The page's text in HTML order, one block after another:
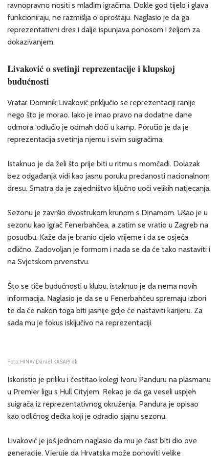
ravnopravno nositi s mlađim igračima. Dokle god tijelo i glava
funkcioniraju, ne razmišlja o oproštaju. Naglasio je da ga
reprezentativni dres i dalje ispunjava ponosom i željom za
dokazivanjem.
Livaković o svetinji reprezentacije i klupskoj
budućnosti
Vratar Dominik Livaković priključio se reprezentaciji ranije
nego što je morao. Iako je imao pravo na dodatne dane
odmora, odlučio je odmah doći u kamp. Poručio je da je
reprezentacija svetinja njemu i svim suigračima.
Istaknuo je da želi što prije biti u ritmu s momčadi. Dolazak
bez odgađanja vidi kao jasnu poruku predanosti nacionalnom
dresu. Smatra da je zajedništvo ključno uoči velikih natjecanja.
Sezonu je završio dvostrukom krunom s Dinamom. Ušao je u
sezonu kao igrač Fenerbahčea, a zatim se vratio u Zagreb na
posudbu. Kaže da je branio cijelo vrijeme i da se osjeća
odlično. Zadovoljan je formom i nada se da će tako nastaviti i
na Svjetskom prvenstvu.
Što se tiče budućnosti u klubu, istaknuo je da nema novih
informacija. Naglasio je da se u Fenerbahčeu spremaju izbori
te da će nakon toga biti jasnije gdje će nastaviti karijeru. Za
sada mu je fokus isključivo na reprezentaciji.
Foto: HINA/ Daniel KASAP/ dk
Iskoristio je priliku i čestitao kolegi Ivoru Panduru na plasmanu
u Premier ligu s Hull Cityjem. Rekao je da ga veseli uspjeh
suigrača iz reprezentativnog okruženja. Pandura je opisao
kao odličnog dečka koji je odradio sjajnu sezonu.
Livaković je još jednom naglasio da mu je čast biti dio ove
generacije. Vjeruje da Hrvatska može ponoviti velike